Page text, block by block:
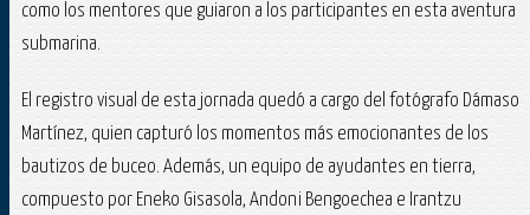
como los mentores que guiaron a los participantes en esta aventura
submarina.
El registro visual de esta jornada quedó a cargo del fotógrafo Dámaso
Martínez, quien capturó los momentos más emocionantes de los
bautizos de buceo. Además, un equipo de ayudantes en tierra,
compuesto por Eneko Gisasola, Andoni Bengoechea e Irantzu